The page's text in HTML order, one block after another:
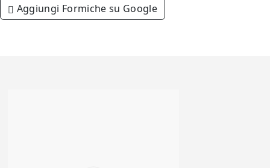
Aggiungi Formiche su Google